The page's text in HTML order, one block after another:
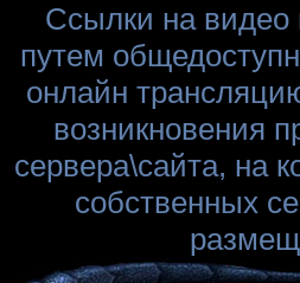
Ссылки на видео
путем
онлайн
возникновения
сервера\сайта, на
собственных